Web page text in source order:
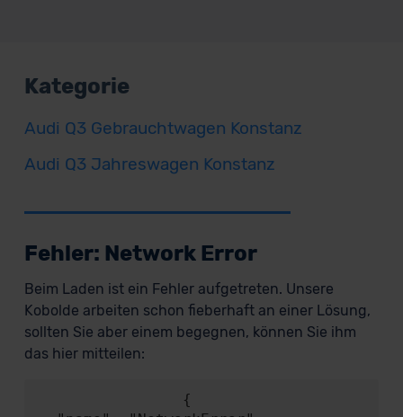
Kategorie
Audi Q3 Gebrauchtwagen Konstanz
Audi Q3 Jahreswagen Konstanz
Fehler: Network Error
Beim Laden ist ein Fehler aufgetreten. Unsere
Kobolde arbeiten schon fieberhaft an einer Lösung,
sollten Sie aber einem begegnen, können Sie ihm
das hier mitteilen: